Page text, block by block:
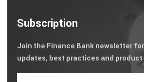
Subscription
Join the Finance Bank newsletter
updates, best practices and product